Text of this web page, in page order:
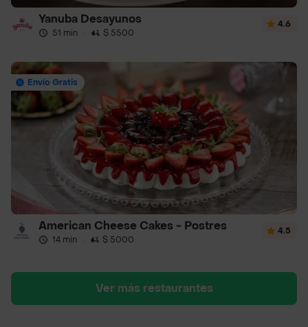
Yanuba Desayunos
51 min · $ 5500
4.6
Envío Gratis
American Cheese Cakes - Postres
14 min · $ 5000
4.5
Ver más restaurantes